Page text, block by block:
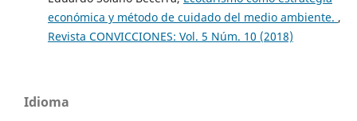
económica y método de cuidado del medio ambiente. ,
Revista CONVICCIONES: Vol. 5 Núm. 10 (2018)
Idioma